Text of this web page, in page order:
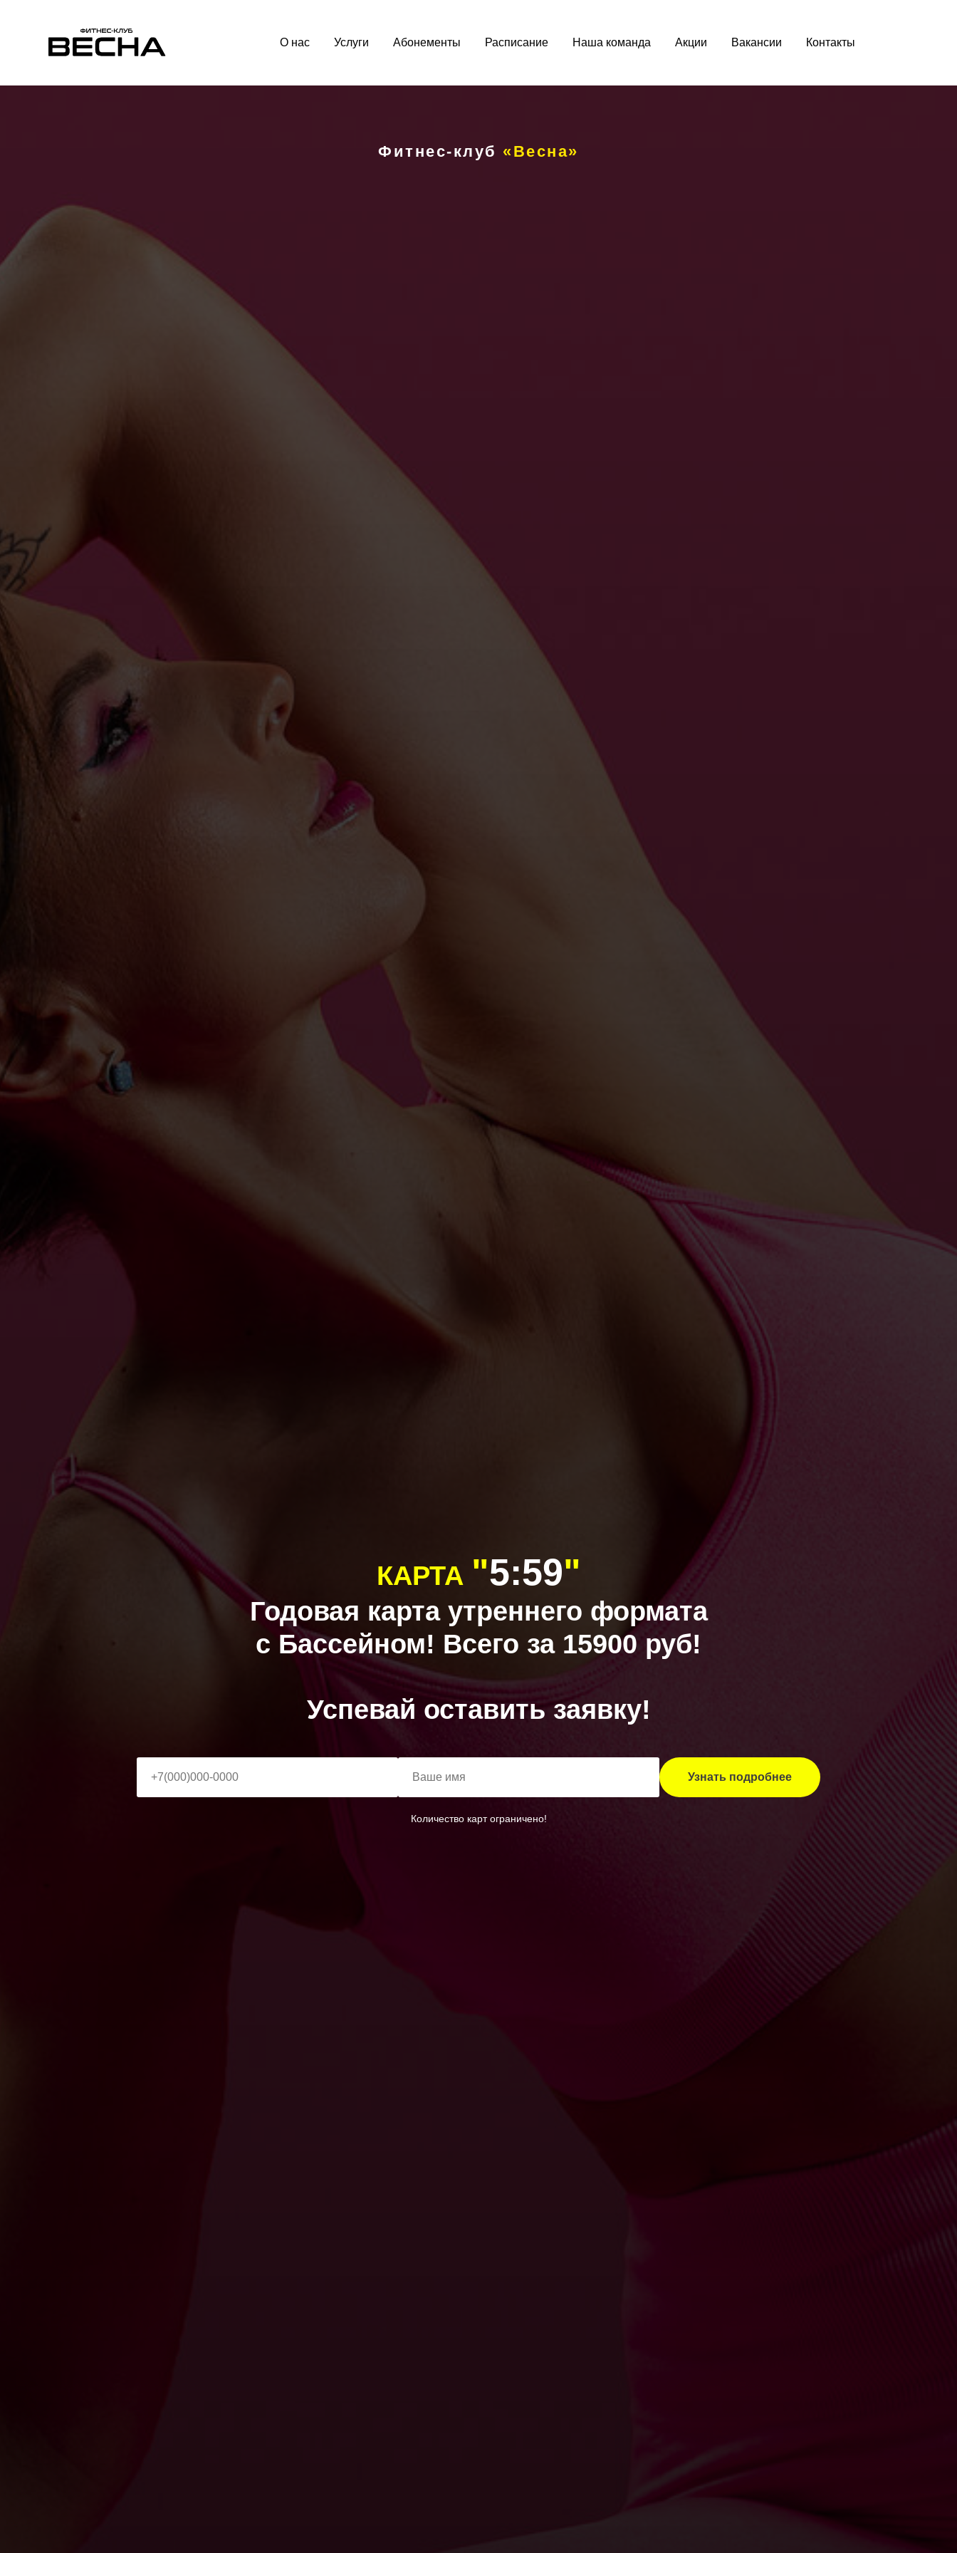
О нас Услуги Абонементы Расписание Наша команда Акции Вакансии Контакты
Фитнес-клуб «Весна»
КАРТА "5:59"
Годовая карта утреннего формата
с Бассейном! Всего за 15900 руб!
Успевай оставить заявку!
Узнать подробнее
Количество карт ограничено!